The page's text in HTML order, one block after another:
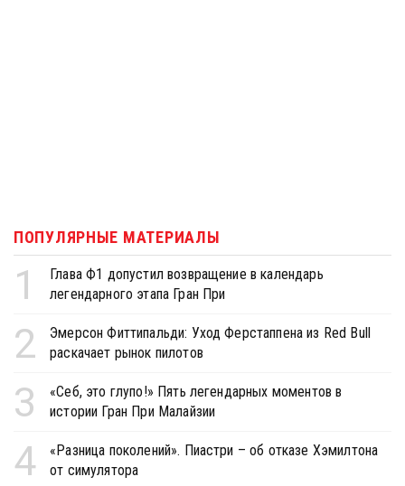
ПОПУЛЯРНЫЕ МАТЕРИАЛЫ
1
Глава Ф1 допустил возвращение в календарь
легендарного этапа Гран При
2
Эмерсон Фиттипальди: Уход Ферстаппена из Red Bull
раскачает рынок пилотов
3
«Себ, это глупо!» Пять легендарных моментов в
истории Гран При Малайзии
4
«Разница поколений». Пиастри – об отказе Хэмилтона
от симулятора